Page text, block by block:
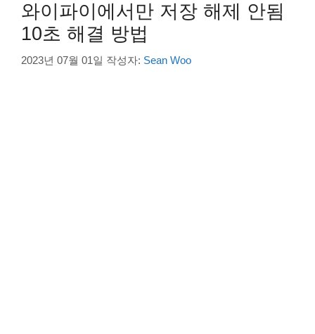
와이파이에서만 저장 해제 안됨
10초 해결 방법
2023년 07월 01일 작성자: Sean Woo